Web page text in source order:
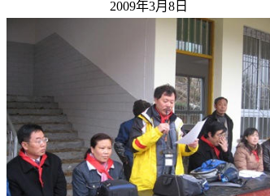
2009年3月8日